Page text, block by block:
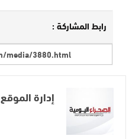
رابط المشاركة :
إدارة الموقع